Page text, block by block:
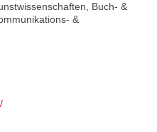
, Buch- &
&